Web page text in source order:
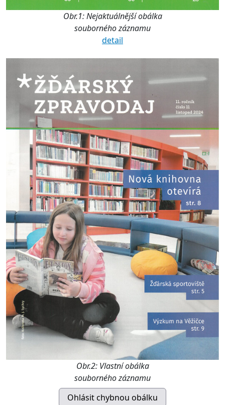
Obr.1: Nejaktuálnější obálka
souborného záznamu
detail
Obr.2: Vlastní obálka
souborného záznamu